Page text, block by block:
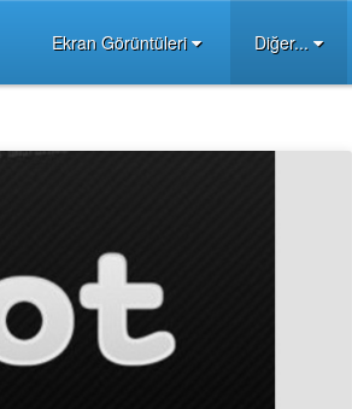
Ekran Görüntüleri Diğer...